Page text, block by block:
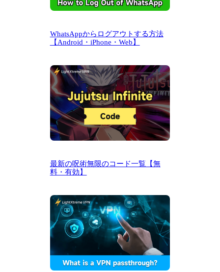
WhatsAppからログアウトする方法
【Android・iPhone・Web】
最新の呪術無限のコード一覧【無
料・有効】